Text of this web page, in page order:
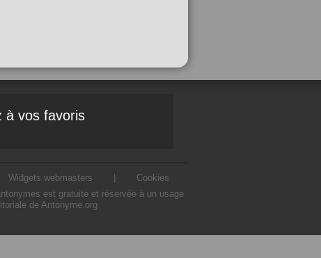
à vos favoris
Widgets webmasters
Cookies
est gratuite et réservée à un usage
de Antonyme.org